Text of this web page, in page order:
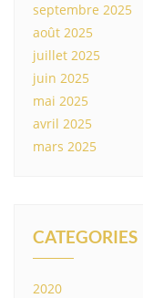
septembre 2025
août 2025
juillet 2025
juin 2025
mai 2025
avril 2025
mars 2025
CATEGORIES
2020